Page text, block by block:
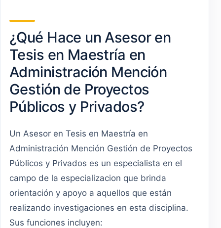
¿Qué Hace un Asesor en
Tesis en Maestría en
Administración Mención
Gestión de Proyectos
Públicos y Privados?
Un Asesor en Tesis en Maestría en
Administración Mención Gestión de Proyectos
Públicos y Privados es un especialista en el
campo de la especializacion que brinda
orientación y apoyo a aquellos que están
realizando investigaciones en esta disciplina.
Sus funciones incluyen: